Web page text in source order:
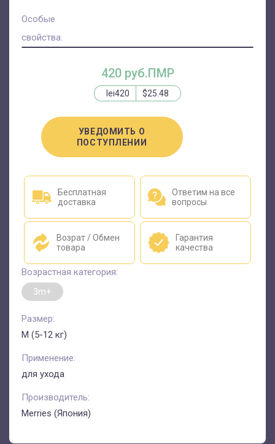
420 руб.ПМР
lei420 $25.48
УВЕДОМИТЬ О
ПОСТУПЛЕНИИ
Особые
свойства:
Бесплатная
доставка
Ответим на все
вопросы
Возрат / Обмен
товара
Гарантия
качества
Возрастная категория:
3m+
Размер:
M (5-12 кг)
Применение:
для ухода
Производитель:
Merries (Япония)